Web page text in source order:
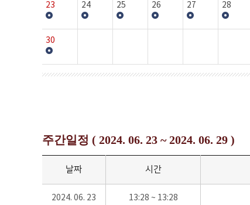
23 24 25 26 27 28
30
주간일정 ( 2024. 06. 23 ~ 2024. 06. 29 )
날짜 시간
2024. 06. 23 13:28 ~ 13:28